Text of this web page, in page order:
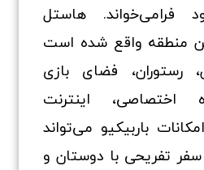
فرامی‌خواند. هاستل
منطقه واقع شده است
رستوران، فضای بازی
اختصاصی، اینترنت
باربیکیو می‌تواند
سفر تفریحی با دوستان و